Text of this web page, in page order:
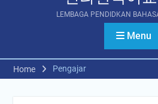
LEMBAGA PENDIDKAN
Menu
Home Pengajar